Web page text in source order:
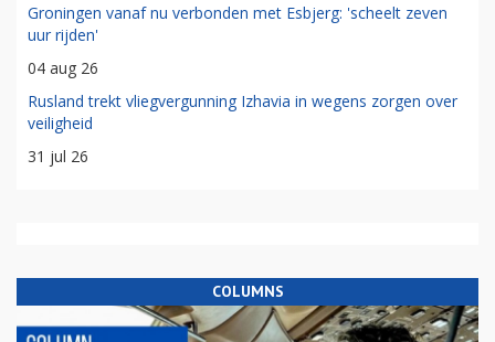
Groningen vanaf nu verbonden met Esbjerg: 'scheelt zeven
uur rijden'
04 aug 26
Rusland trekt vliegvergunning Izhavia in wegens zorgen over
veiligheid
31 jul 26
COLUMNS